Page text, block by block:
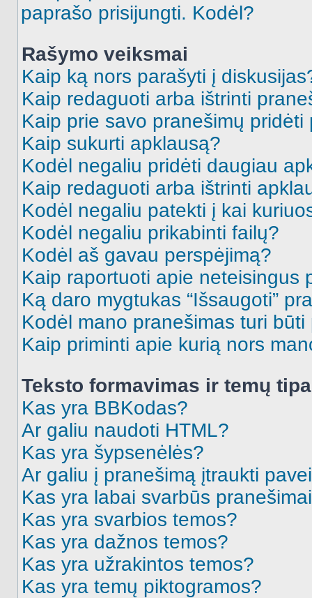
paprašo prisijungti. Kodėl?
Rašymo veiksmai
Kaip ką nors parašyti į
Kaip redaguoti arba ištrinti
Kaip prie savo pranešimų pridėti
Kaip sukurti apklausą?
Kodėl negaliu pridėti daugiau
Kaip redaguoti arba ištrinti
Kodėl negaliu patekti į kai
Kodėl negaliu prikabinti failų?
Kodėl aš gavau perspėjimą?
Kaip raportuoti apie neteisingus
Ką daro mygtukas “Išsaugoti”
Kodėl mano pranešimas turi būti
Kaip priminti apie kurią nors
Teksto formavimas ir temų
Kas yra BBKodas?
Ar galiu naudoti HTML?
Kas yra šypsenėlės?
Ar galiu į pranešimą įtraukti
Kas yra labai svarbūs
Kas yra svarbios temos?
Kas yra dažnos temos?
Kas yra užrakintos temos?
Kas yra temų piktogramos?